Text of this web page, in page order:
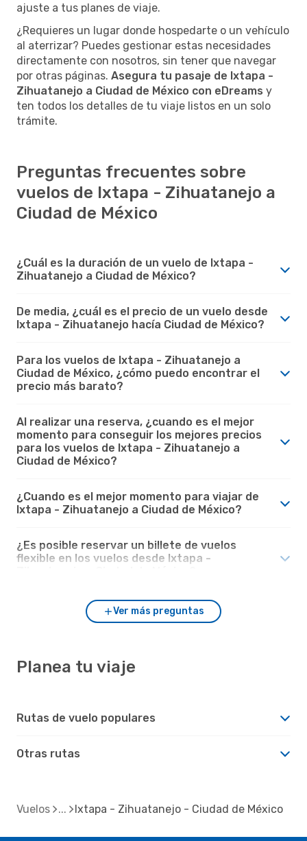
ajuste a tus planes de viaje.
¿Requieres un lugar donde hospedarte o un vehículo
al aterrizar? Puedes gestionar estas necesidades
directamente con nosotros, sin tener que navegar
por otras páginas. Asegura tu pasaje de Ixtapa -
Zihuatanejo a Ciudad de México con eDreams y
ten todos los detalles de tu viaje listos en un solo
trámite.
Preguntas frecuentes sobre
vuelos de Ixtapa - Zihuatanejo a
Ciudad de México
¿Cuál es la duración de un vuelo de Ixtapa -
Zihuatanejo a Ciudad de México?
De media, ¿cuál es el precio de un vuelo desde
Ixtapa - Zihuatanejo hacía Ciudad de México?
Para los vuelos de Ixtapa - Zihuatanejo a
Ciudad de México, ¿cómo puedo encontrar el
precio más barato?
Al realizar una reserva, ¿cuando es el mejor
momento para conseguir los mejores precios
para los vuelos de Ixtapa - Zihuatanejo a
Ciudad de México?
¿Cuando es el mejor momento para viajar de
Ixtapa - Zihuatanejo a Ciudad de México?
¿Es posible reservar un billete de vuelos
flexible en los vuelos desde Ixtapa -
Ver más preguntas
Planea tu viaje
Rutas de vuelo populares
Otras rutas
Vuelos Ixtapa - Zihuatanejo - Ciudad de México